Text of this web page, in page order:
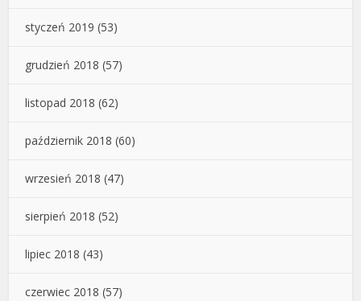
styczeń 2019 (53)
grudzień 2018 (57)
listopad 2018 (62)
październik 2018 (60)
wrzesień 2018 (47)
sierpień 2018 (52)
lipiec 2018 (43)
czerwiec 2018 (57)